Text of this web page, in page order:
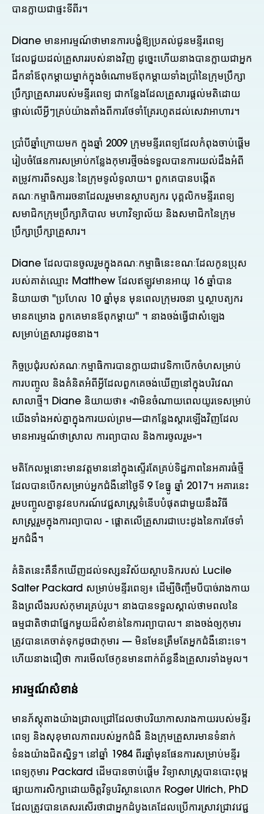
បានក្លាយជាផ្ទះទីពីរ។
Diane មានអារម្មណ៍ថាមានការបង្ខំឱ្យប្រគល់ជូនមន្ទីរពេទ្យ
ដែលជួយដល់គ្រួសាររបស់នាងវិញ ដូច្នេះហើយនាងបានក្លាយជាអ្នក
ដឹកនាំឪពុកម្តាយម្នាក់ក្នុងចំណោមឪពុកម្តាយទាំងប្រាំនៃក្រុមប្រឹក្សា
ប្រឹក្សាគ្រួសាររបស់មន្ទីរពេទ្យ ជាកន្លែងដែលគ្រួសារផ្តល់មតិដោយ
ផ្ទាល់លើអ្វីៗគ្រប់យ៉ាងតាំងពីការថែទាំគ្រែរហូតដល់សេវាអាហារ។
ប្រាំបីឆ្នាំក្រោយមក ក្នុងឆ្នាំ 2009 ក្រុមមន្ទីរពេទ្យដែលកំពុងចាប់ផ្តើម
រៀបចំផែនការសម្រាប់កន្លែងកុមារថ្មីចង់ទទួលបានការយល់ដឹងអំពី
តម្រូវការពីទស្សនៈនៃក្រុមទូលំទូលាយ។ ពួកគេបានបង្កើត
គណៈកម្មាធិការរចនាដែលរួមមានស្ថាបត្យករ បុគ្គលិកមន្ទីរពេទ្យ
សមាជិកក្រុមប្រឹក្សាភិបាល មហាវិទ្យាល័យ និងសមាជិកនៃក្រុម
ប្រឹក្សាប្រឹក្សាគ្រួសារ។
Diane ដែលបានចូលរួមក្នុងគណៈកម្មាធិនេះខណៈដែលកូនប្រុស
របស់គាត់ឈ្មោះ Matthew ដែលឥឡូវមានអាយុ 16 ឆ្នាំបាន
និយាយថា "ប្រហែល 10 ឆ្នាំមុន មុនពេលក្រុមរចនា ឬស្ថាបត្យករ
មានគម្រោង ពួកគេមានឪពុកម្តាយ" ។ នាងចង់ធ្វើជាសំឡេង
សម្រាប់គ្រួសារដូចនាង។
កិច្ចប្រជុំរបស់គណៈកម្មាធិការបានក្លាយជាវេទិកាបើកចំហសម្រាប់
ការបញ្ចូល និងគំនិតអំពីអ្វីដែលពួកគេចង់ឃើញនៅក្នុងបរិវេណ
សាលាថ្មី។ Diane និយាយ​ថា​៖ «​វា​មិន​ចំណាយ​ពេល​យូរ​ទេ​សម្រាប់​
យើង​ទាំង​អស់​គ្នា​ក្នុង​ការ​យល់​ព្រម—ជា​កន្លែង​ស្ដារ​ឡើង​វិញ​ដែល​
មាន​អារម្មណ៍​ថា​ស្រាល ការ​ព្យាបាល និង​ការ​ចូល​រួម​»។
មតិកែលម្អនោះមានវត្តមាននៅក្នុងស្ទើរតែគ្រប់ទិដ្ឋភាពនៃអគារធំថ្មី
ដែលបានបើកសម្រាប់អ្នកជំងឺនៅថ្ងៃទី 9 ខែធ្នូ ឆ្នាំ 2017។ អគារនេះ
រួមបញ្ចូលគ្នានូវឧបករណ៍វេជ្ជសាស្ត្រទំនើបបំផុតជាមួយនឹងវិធី
សាស្រ្តរួមក្នុងការព្យាបាល - ផ្តោតលើគ្រួសារជាបេះដូងនៃការថែទាំ
អ្នកជំងឺ។
គំនិតនេះគឺនឹកឃើញដល់ទស្សនវិស័យស្ថាបនិករបស់ Lucile
Salter Packard សម្រាប់មន្ទីរពេទ្យ៖ ដើម្បីចិញ្ចឹមបីបាច់រាងកាយ
និងព្រលឹងរបស់កុមារគ្រប់រូប។ នាងបានទទួលស្គាល់ថាមពលនៃ
ធម្មជាតិថាជាផ្នែកមួយដ៏សំខាន់នៃការព្យាបាល។ នាង​ចង់​ឲ្យ​កុមារ​
ត្រូវ​បាន​គេ​ចាត់​ទុក​ដូច​ជា​កុមារ — មិន​មែន​ត្រឹម​តែ​អ្នក​ជំងឺ​នោះ​ទេ។
ហើយ​នាង​ជឿ​ថា ការ​មើល​ថែ​កូន​មាន​ពាក់​ព័ន្ធ​នឹង​គ្រួសារ​ទាំង​មូល។
អារម្មណ៍សំខាន់
មានភ័ស្តុតាងយ៉ាងជ្រាលជ្រៅដែលថាបរិយាកាសរាងកាយរបស់មន្ទីរ
ពេទ្យ និងសុខុមាលភាពរបស់អ្នកជំងឺ និងក្រុមគ្រួសារមានទំនាក់
ទំនងយ៉ាងជិតស្និទ្ធ។ នៅឆ្នាំ 1984 ពីរឆ្នាំមុនផែនការសម្រាប់មន្ទីរ
ពេទ្យកុមារ Packard ដើមបានចាប់ផ្តើម វិទ្យាសាស្រ្តបានបោះពុម្ព
ផ្សាយការសិក្សាដោយចិត្តវិទូបរិស្ថានលោក Roger Ulrich, PhD
ដែលត្រូវបានគេសរសើរថាជាអ្នកដំបូងគេដែលប្រើការស្រាវជ្រាវវេជ្ជ